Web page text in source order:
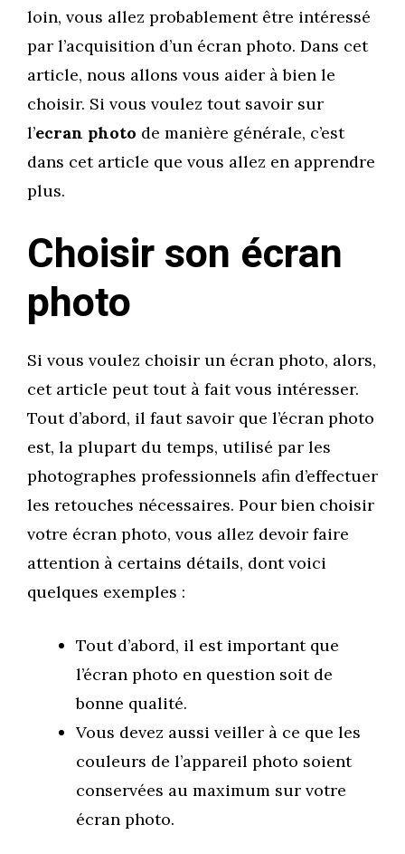
loin, vous allez probablement être intéressé
par l’acquisition d’un écran photo. Dans cet
article, nous allons vous aider à bien le
choisir. Si vous voulez tout savoir sur
l’ecran photo de manière générale, c’est
dans cet article que vous allez en apprendre
plus.
Choisir son écran
photo
Si vous voulez choisir un écran photo, alors,
cet article peut tout à fait vous intéresser.
Tout d’abord, il faut savoir que l’écran photo
est, la plupart du temps, utilisé par les
photographes professionnels afin d’effectuer
les retouches nécessaires. Pour bien choisir
votre écran photo, vous allez devoir faire
attention à certains détails, dont voici
quelques exemples :
Tout d’abord, il est important que
l’écran photo en question soit de
bonne qualité.
Vous devez aussi veiller à ce que les
couleurs de l’appareil photo soient
conservées au maximum sur votre
écran photo.